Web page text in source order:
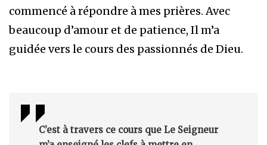
commencé à répondre à mes prières. Avec
beaucoup d’amour et de patience, Il m’a
guidée vers le cours des passionnés de Dieu.
C’est à travers ce cours que Le Seigneur